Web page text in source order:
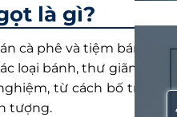
là gì?
cà phê và tiệm bánh –
loại bánh, thư giãn
từ cách bố trí tạo
tượng.